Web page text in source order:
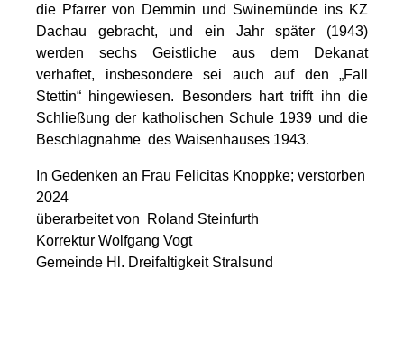
die Pfarrer von Demmin und Swinemünde ins KZ
Dachau gebracht, und ein Jahr später (1943)
werden sechs Geistliche aus dem Dekanat
verhaftet, insbesondere sei auch auf den „Fall
Stettin“ hingewiesen. Besonders hart trifft ihn die
Schließung der katholischen Schule 1939 und die
Beschlagnahme des Waisenhauses 1943.
In Gedenken an Frau Felicitas Knoppke; verstorben
2024
überarbeitet von Roland Steinfurth
Korrektur Wolfgang Vogt
Gemeinde Hl. Dreifaltigkeit Stralsund